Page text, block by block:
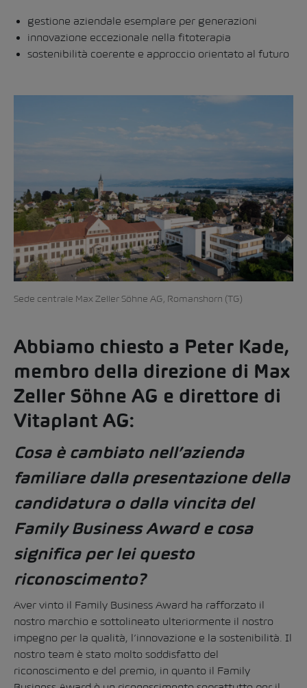
gestione aziendale esemplare per generazioni
innovazione eccezionale nella fitoterapia
sostenibilità coerente e approccio orientato al futuro
Sede centrale Max Zeller Söhne AG, Romanshorn (TG)
Abbiamo chiesto a Peter Kade,
membro della direzione di Max
Zeller Söhne AG e direttore di
Vitaplant AG:
Cosa è cambiato nell’azienda
familiare dalla presentazione della
candidatura o dalla vincita del
Family Business Award e cosa
significa per lei questo
riconoscimento?
Aver vinto il Family Business Award ha rafforzato il
nostro marchio e sottolineato ulteriormente il nostro
impegno per la qualità, l’innovazione e la sostenibilità. Il
nostro team è stato molto soddisfatto del
riconoscimento e del premio, in quanto il Family